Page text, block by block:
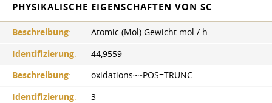
PHYSIKALISCHE EIGENSCHAFTEN VON SC
Beschreibung:
Atomic (Mol) Gewicht mol / h
Identifizierung:
44,9559
Beschreibung:
oxidations~~POS=TRUNC
Identifizierung: 3